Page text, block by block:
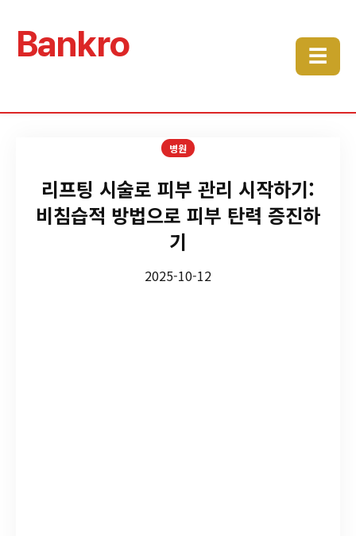
Bankro ☰
병원
리프팅 시술로 피부 관리 시작하기:
비침습적 방법으로 피부 탄력 증진하
기
2025-10-12